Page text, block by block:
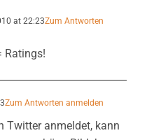
at 22:23Zum Antworten
Ratings!
Zum Antworten anmelden
Twitter anmeldet, kann